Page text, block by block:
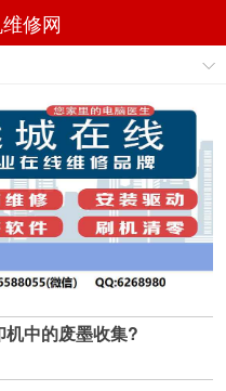
修网
中的废墨收集?